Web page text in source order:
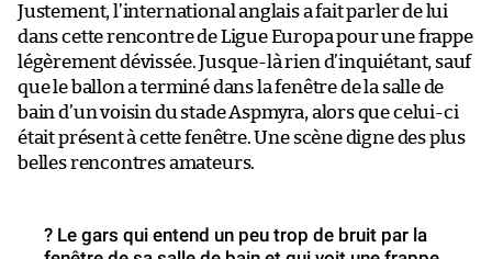
Justement, l’international anglais a fait parler de lui
dans cette rencontre de Ligue Europa pour une frappe
légèrement dévissée. Jusque-là rien d’inquiétant, sauf
que le ballon a terminé dans la fenêtre de la salle de
bain d’un voisin du stade Aspmyra, alors que celui-ci
était présent à cette fenêtre. Une scène digne des plus
belles rencontres amateurs.
? Le gars qui entend un peu trop de bruit par la